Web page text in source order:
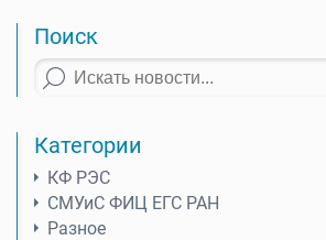
Поиск
Категории
КФ РЭС
СМУиС ФИЦ ЕГС РАН
Разное